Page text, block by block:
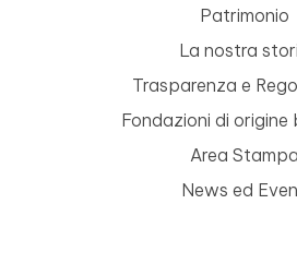
Patrimonio
La nostra
Trasparenza e
Fondazioni di origine
Area Stampa
News ed